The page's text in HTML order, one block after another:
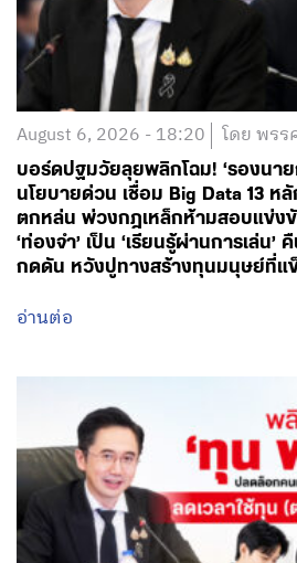
August 6, 2026 - 18:20 โดย พรร
บอร์ดปฐมวัยลุยพลิกโฉม! ‘รองนา
นโยบายด่วน เชื่อม Big Data 13 ห
ตกหล่น พ่วงกฎเหล็กห้ามสอบแข่งขั
‘ท่องจำ’ เป็น ‘เรียนรู้ผ่านการเล่น
กดดัน หวังปูทางสร้างทุนมนุษย์ที่แ
อ่านต่อ